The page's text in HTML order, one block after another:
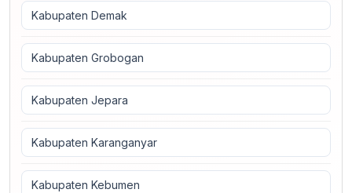
Kabupaten Demak
Kabupaten Grobogan
Kabupaten Jepara
Kabupaten Karanganyar
Kabupaten Kebumen